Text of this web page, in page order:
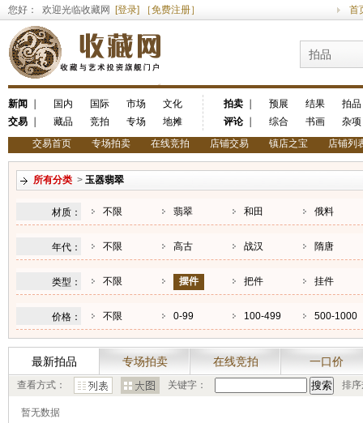
您好： 欢迎光临收藏网 [登录] ［免费注册］ 首
拍品
新闻 国内 国际 市场
文化
交易
藏品 竞拍 专场 地摊
拍卖 预展 结果
拍品
评论｜ 综合 书画
杂项
交易首页
专场拍卖 在线竞拍 店铺交易 镇店之宝 店铺列
所有分类 > 玉器翡翠
材质： 不限 翡翠 和田 俄料
年代： 不限 高古 战汉 隋唐
类型： 不限 摆件 把件 挂件
价格： 不限 0-99 100-499 500-1000
最新拍品 专场拍卖 在线竞拍 一口价
查看方式： 关键字： 排
暂无数据